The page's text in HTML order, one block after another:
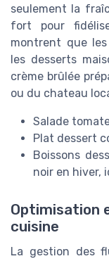
seulement la
fort pour
montrent que
les desserts
crème brûlée
ou du chateau
Salade
Plat dessert
Boissons
noir en hiver,
Optimisation
cuisine
La gestion des